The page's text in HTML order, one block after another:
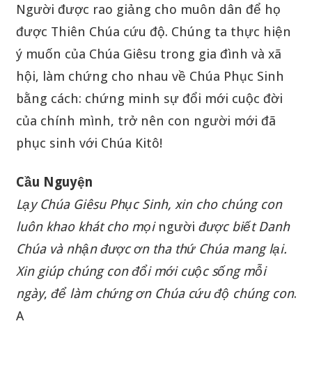
Người được rao giảng cho muôn dân để họ
được Thiên Chúa cứu độ. Chúng ta thực hiện
ý muốn của Chúa Giêsu trong gia đình và xã
hội, làm chứng cho nhau về Chúa Phục Sinh
bằng cách: chứng minh sự đổi mới cuộc đời
của chính mình, trở nên con người mới đã
phục sinh với Chúa Kitô!
Cầu Nguyện
Lạy Chúa Giêsu Phục Sinh, xin cho chúng con
luôn khao khát cho mọi người được biết Danh
Chúa và nhận được ơn tha thứ Chúa mang lại.
Xin giúp chúng con đổi mới cuộc sống mỗi
ngày, để làm chứng ơn Chúa cứu độ chúng con.
A